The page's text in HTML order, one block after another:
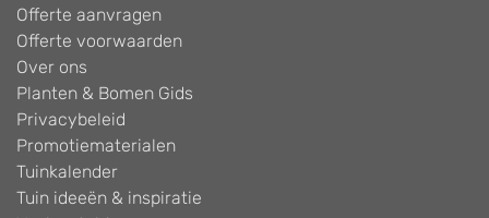
Offerte aanvragen
Offerte voorwaarden
Over ons
Planten & Bomen Gids
Privacybeleid
Promotiematerialen
Tuinkalender
Tuin ideeën & inspiratie